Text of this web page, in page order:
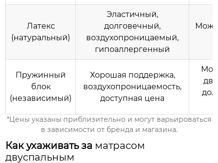
Латекс
(натуральный)
Эластичный,
долговечный,
воздухопроницаемый,
гипоаллергенный
Пружинный
блок
(независимый)
Хорошая поддержка,
воздухопроницаемость,
доступная цена
*Цены указаны приблизительно и могут варьироваться
в зависимости от бренда и магазина.
Как ухаживать за матрасом
двуспальным